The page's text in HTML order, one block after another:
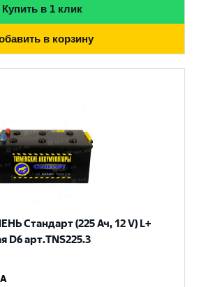
Купить в 1 клик
в корзину
Стандарт (225 Ач, 12 V) L+
D6 арт.TNS225.3